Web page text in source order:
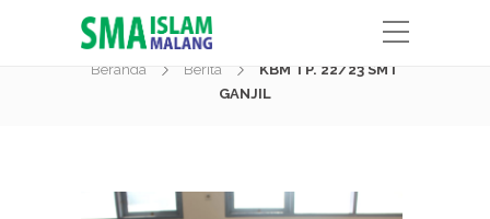
Beranda Berita
KBM TP. 22/23 SMT
GANJIL